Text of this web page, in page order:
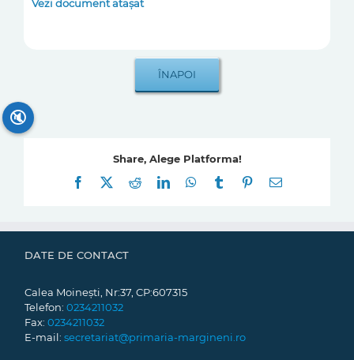
Vezi document atașat
Share, Alege Platforma!
Facebook
RedditLinkedInWhatsApp
Tumblr Pinterest
E-
DATE DE CONTACT
Calea Moinești, Nr:37, CP:607315
Telefon: 0234211032
Fax: 0234211032
E-mail: secretariat@primaria-margineni.ro
🔇